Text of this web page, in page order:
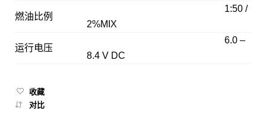
燃油比例
1:50 /
2%MIX
运行电压
6.0 –
8.4 V DC
收藏
对比